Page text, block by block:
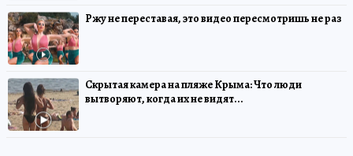
Ржу не переставая, это видео пересмотришь не раз
Скрытая камера на пляже Крыма: Что люди
вытворяют, когда их не видят...